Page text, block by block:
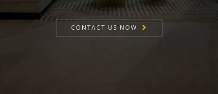
CONTACT US NOW